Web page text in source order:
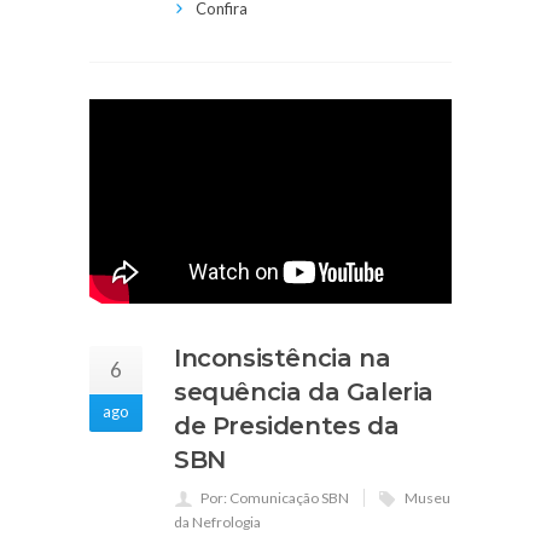
Confira
6
ago
Inconsistência na
sequência da Galeria
de Presidentes da
SBN
Por: Comunicação SBN
Museu
da Nefrologia